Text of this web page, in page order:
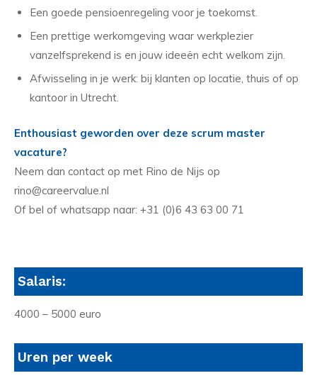
Een goede pensioenregeling voor je toekomst.
Een prettige werkomgeving waar werkplezier
vanzelfsprekend is en jouw ideeën echt welkom zijn.
Afwisseling in je werk: bij klanten op locatie, thuis of op
kantoor in Utrecht.
Enthousiast geworden over deze scrum master
vacature?
Neem dan contact op met Rino de Nijs op
rino@careervalue.nl
Of bel of whatsapp naar: +31 (0)6 43 63 00 71
Salaris:
4000 – 5000 euro
Uren per week